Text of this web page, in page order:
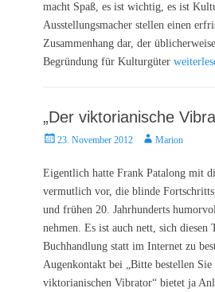
macht Spaß, es ist wichtig, es ist
Ausstellungsmacher stellen einen
Zusammenhang dar, der
Begründung für Kulturgüter
„Der viktorianische
Posted23. November 2012 AutorMarion
Eigentlich hatte Frank Patalong mit
vermutlich vor, die blinde
und frühen 20. Jahrhunderts
nehmen. Es ist auch nett, sich diesen
Buchhandlung statt im Internet zu
Augenkontakt bei „Bitte bestellen
viktorianischen Vibrator“ bietet ja